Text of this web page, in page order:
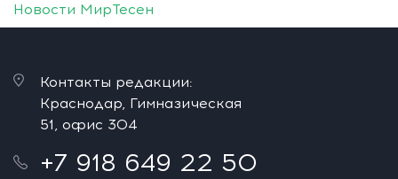
Новости МирТесен
Контакты редакции:
Краснодар, Гимназическая
51, офис 304
+7 918 649 22 50